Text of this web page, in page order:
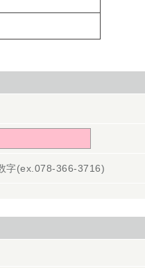
字(ex.078-366-3716)